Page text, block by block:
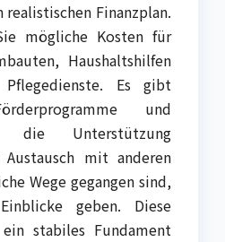
Finanzplan.
mögliche Kosten für
Haushaltshilfen
Es gibt
und
die Unterstützung
mit anderen
Wege gegangen sind,
geben. Diese
stabiles Fundament